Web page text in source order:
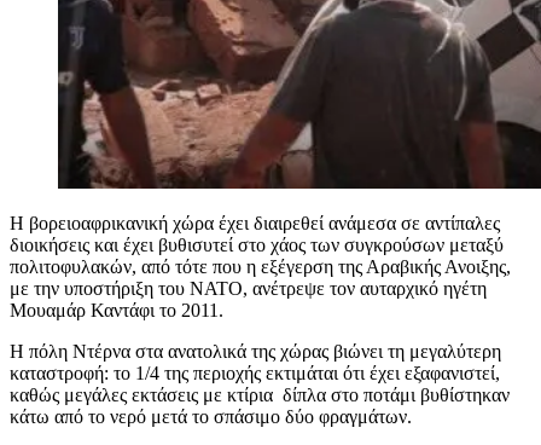
Η βορειοαφρικανική χώρα έχει διαιρεθεί ανάμεσα σε αντίπαλες
διοικήσεις και έχει βυθισυτεί στο χάος των συγκρούσων μεταξύ
πολιτοφυλακών, από τότε που η εξέγερση της Αραβικής Ανοιξης,
με την υποστήριξη του ΝΑΤΟ, ανέτρεψε τον αυταρχικό ηγέτη
Μουαμάρ Καντάφι το 2011.
Η πόλη Ντέρνα στα ανατολικά της χώρας βιώνει τη μεγαλύτερη
καταστροφή: το 1/4 της περιοχής εκτιμάται ότι έχει εξαφανιστεί,
καθώς μεγάλες εκτάσεις με κτίρια δίπλα στο ποτάμι βυθίστηκαν
κάτω από το νερό μετά το σπάσιμο δύο φραγμάτων.